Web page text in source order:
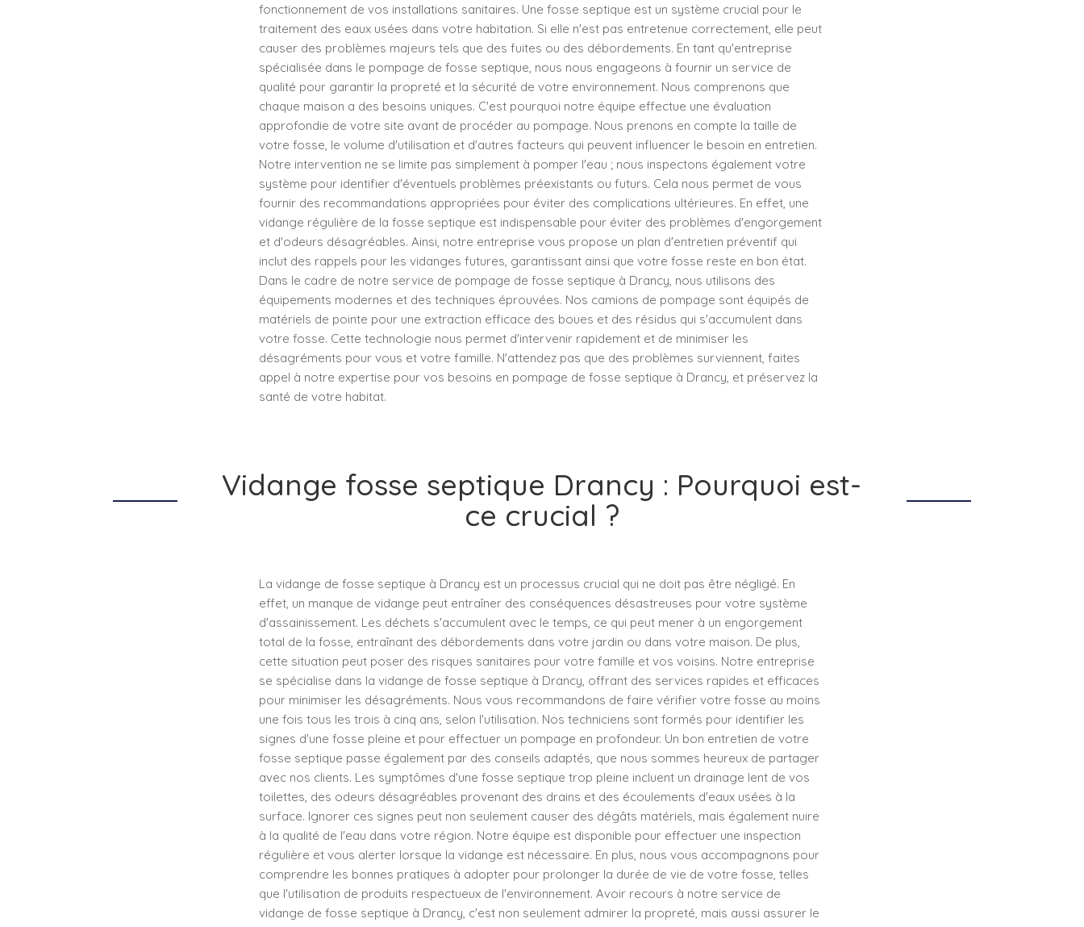
fonctionnement de vos installations sanitaires. Une fosse septique est un système crucial pour le
traitement des eaux usées dans votre habitation. Si elle n'est pas entretenue correctement, elle peut
causer des problèmes majeurs tels que des fuites ou des débordements. En tant qu'entreprise
spécialisée dans le pompage de fosse septique, nous nous engageons à fournir un service de
qualité pour garantir la propreté et la sécurité de votre environnement. Nous comprenons que
chaque maison a des besoins uniques. C'est pourquoi notre équipe effectue une évaluation
approfondie de votre site avant de procéder au pompage. Nous prenons en compte la taille de
votre fosse, le volume d'utilisation et d'autres facteurs qui peuvent influencer le besoin en entretien.
Notre intervention ne se limite pas simplement à pomper l'eau ; nous inspectons également votre
système pour identifier d'éventuels problèmes préexistants ou futurs. Cela nous permet de vous
fournir des recommandations appropriées pour éviter des complications ultérieures. En effet, une
vidange régulière de la fosse septique est indispensable pour éviter des problèmes d'engorgement
et d'odeurs désagréables. Ainsi, notre entreprise vous propose un plan d'entretien préventif qui
inclut des rappels pour les vidanges futures, garantissant ainsi que votre fosse reste en bon état.
Dans le cadre de notre service de pompage de fosse septique à Drancy, nous utilisons des
équipements modernes et des techniques éprouvées. Nos camions de pompage sont équipés de
matériels de pointe pour une extraction efficace des boues et des résidus qui s'accumulent dans
votre fosse. Cette technologie nous permet d'intervenir rapidement et de minimiser les
désagréments pour vous et votre famille. N'attendez pas que des problèmes surviennent, faites
appel à notre expertise pour vos besoins en pompage de fosse septique à Drancy, et préservez la
santé de votre habitat.
Vidange fosse septique Drancy : Pourquoi est-
ce crucial ?
La vidange de fosse septique à Drancy est un processus crucial qui ne doit pas être négligé. En
effet, un manque de vidange peut entraîner des conséquences désastreuses pour votre système
d'assainissement. Les déchets s'accumulent avec le temps, ce qui peut mener à un engorgement
total de la fosse, entraînant des débordements dans votre jardin ou dans votre maison. De plus,
cette situation peut poser des risques sanitaires pour votre famille et vos voisins. Notre entreprise
se spécialise dans la vidange de fosse septique à Drancy, offrant des services rapides et efficaces
pour minimiser les désagréments. Nous vous recommandons de faire vérifier votre fosse au moins
une fois tous les trois à cinq ans, selon l'utilisation. Nos techniciens sont formés pour identifier les
signes d'une fosse pleine et pour effectuer un pompage en profondeur. Un bon entretien de votre
fosse septique passe également par des conseils adaptés, que nous sommes heureux de partager
avec nos clients. Les symptômes d'une fosse septique trop pleine incluent un drainage lent de vos
toilettes, des odeurs désagréables provenant des drains et des écoulements d'eaux usées à la
surface. Ignorer ces signes peut non seulement causer des dégâts matériels, mais également nuire
à la qualité de l'eau dans votre région. Notre équipe est disponible pour effectuer une inspection
régulière et vous alerter lorsque la vidange est nécessaire. En plus, nous vous accompagnons pour
comprendre les bonnes pratiques à adopter pour prolonger la durée de vie de votre fosse, telles
que l'utilisation de produits respectueux de l'environnement. Avoir recours à notre service de
vidange de fosse septique à Drancy, c'est non seulement admirer la propreté, mais aussi assurer le